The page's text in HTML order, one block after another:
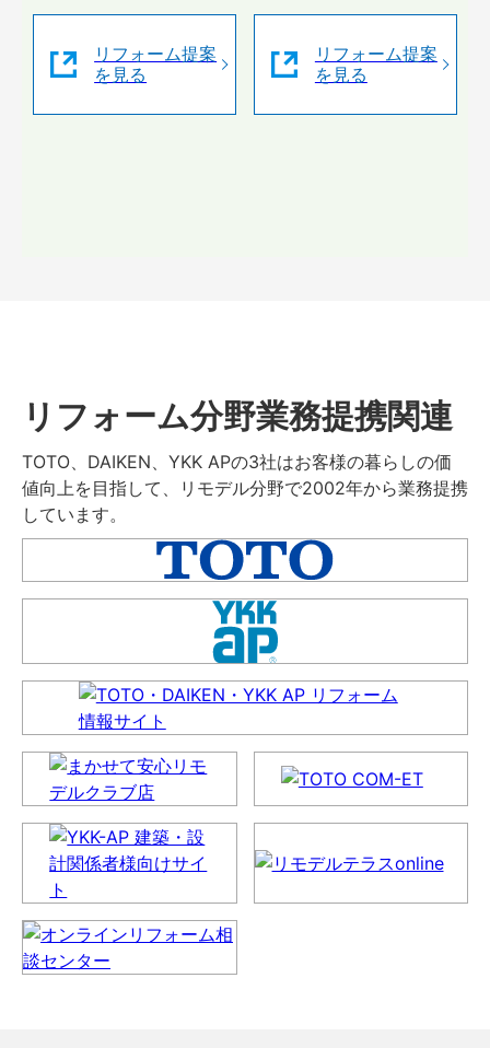
リフォーム提案
を見る
リフォーム提案
を見る
リフォーム分野業務提携関連
TOTO、DAIKEN、YKK APの3社はお客様の暮らしの価
値向上を目指して、リモデル分野で2002年から業務提携
しています。